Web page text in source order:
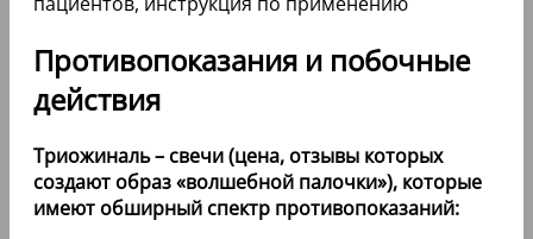
Противопоказания и побочные
действия
Триожиналь – свечи (цена, отзывы которых
создают образ «волшебной палочки»), которые
имеют обширный спектр противопоказаний: